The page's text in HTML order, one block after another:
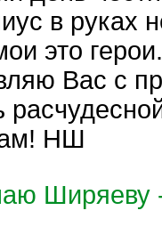
в руках
это герои.
Вас с
НШ
Ширяеву